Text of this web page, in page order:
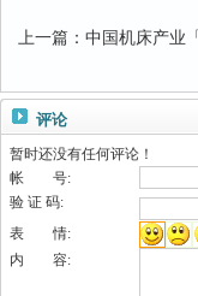
上一篇 ： 中国机床产业
评论
暂时还没有任何评论！
帐 号:
验 证 码:
表 情:
内 容: